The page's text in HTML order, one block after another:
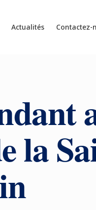
Actualités Contactez-
la